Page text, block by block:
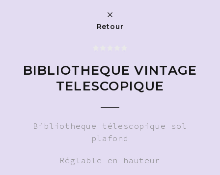
Retour
BIBLIOTHEQUE VINTAGE
TELESCOPIQUE
Bibliotheque télescopique sol
plafond
Réglable en hauteur